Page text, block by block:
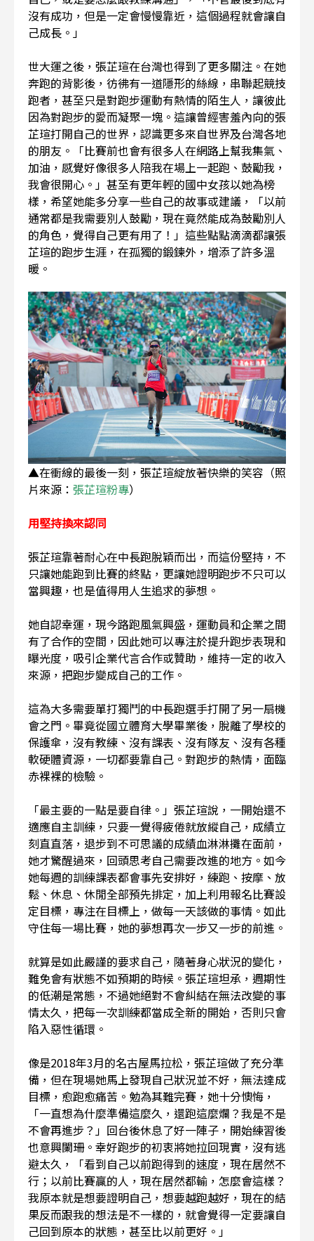
沒有成功，但是一定會慢慢靠近，這個過程就會讓自
己成長。」
世大運之後，張芷瑄在台灣也得到了更多關注。在她
奔跑的背影後，彷彿有一道隱形的絲線，串聯起競技
跑者，甚至只是對跑步運動有熱情的陌生人，讓彼此
因為對跑步的愛而凝聚一塊。這讓曾經害羞內向的張
芷瑄打開自己的世界，認識更多來自世界及台灣各地
的朋友。「比賽前也會有很多人在網路上幫我集氣、
加油，感覺好像很多人陪我在場上一起跑、鼓勵我，
我會很開心。」甚至有更年輕的國中女孩以她為榜
樣，希望她能多分享一些自己的故事或建議，「以前
通常都是我需要別人鼓勵，現在竟然能成為鼓勵別人
的角色，覺得自己更有用了！」這些點點滴滴都讓張
芷瑄的跑步生涯，在孤獨的鍛鍊外，增添了許多溫
暖。
▲在衝線的最後一刻，張芷瑄綻放著快樂的笑容（照
片來源： 張芷瑄粉專）
用堅持換來認同
張芷瑄靠著耐心在中長跑脫穎而出，而這份堅持，不
只讓她能跑到比賽的終點，更讓她證明跑步不只可以
當興趣，也是值得用人生追求的夢想。
她自認幸運，現今路跑風氣興盛，運動員和企業之間
有了合作的空間，因此她可以專注於提升跑步表現和
曝光度，吸引企業代言合作或贊助，維持一定的收入
來源，把跑步變成自己的工作。
這為大多需要單打獨鬥的中長跑選手打開了另一扇機
會之門。畢竟從國立體育大學畢業後，脫離了學校的
保護傘，沒有教練、沒有課表、沒有隊友、沒有各種
軟硬體資源，一切都要靠自己。對跑步的熱情，面臨
赤裸裸的檢驗。
「最主要的一點是要自律。」張芷瑄說，一開始還不
適應自主訓練，只要一覺得疲倦就放縱自己，成績立
刻直直落，退步到不可思議的成績血淋淋攤在面前，
她才驚醒過來，回頭思考自己需要改進的地方。如今
她每週的訓練課表都會事先安排好，練跑、按摩、放
鬆、休息、休閒全部預先排定，加上利用報名比賽設
定目標，專注在目標上，做每一天該做的事情。如此
守住每一場比賽，她的夢想再次一步又一步的前進。
就算是如此嚴謹的要求自己，隨著身心狀況的變化，
難免會有狀態不如預期的時候。張芷瑄坦承，週期性
的低潮是常態，不過她絕對不會糾結在無法改變的事
情太久，把每一次訓練都當成全新的開始，否則只會
陷入惡性循環。
像是2018年3月的名古屋馬拉松，張芷瑄做了充分準
備，但在現場她馬上發現自己狀況並不好，無法達成
目標，愈跑愈痛苦。勉為其難完賽，她十分懊悔，
「一直想為什麼準備這麼久，還跑這麼爛？我是不是
不會再進步？」回台後休息了好一陣子，開始練習後
也意興闌珊。幸好跑步的初衷將她拉回現實，沒有逃
避太久，「看到自己以前跑得到的速度，現在居然不
行；以前比賽贏的人，現在居然都輸，怎麼會這樣？
我原本就是想要證明自己，想要越跑越好，現在的結
果反而跟我的想法是不一樣的，就會覺得一定要讓自
己回到原本的狀態，甚至比以前更好。」